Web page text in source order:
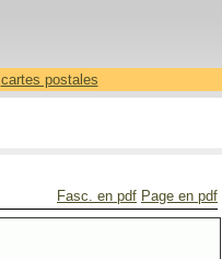
cartes postales
Fasc. en pdf Page en pdf